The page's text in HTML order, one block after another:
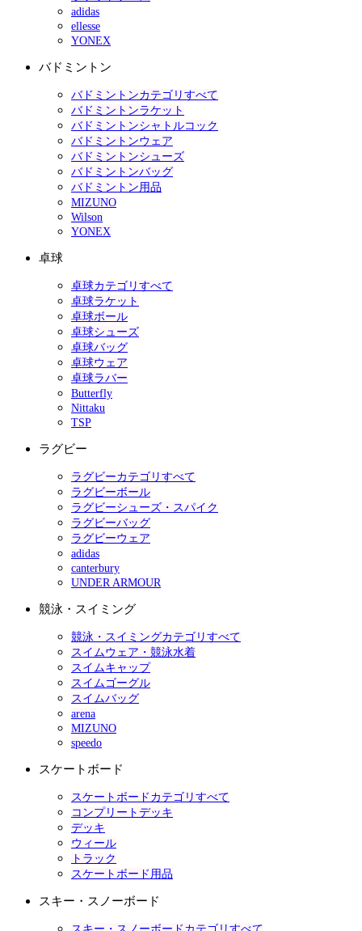
adidas
ellesse
YONEX
バドミントン
バドミントンカテゴリすべて
バドミントンラケット
バドミントンシャトルコック
バドミントンウェア
バドミントンシューズ
バドミントンバッグ
バドミントン用品
MIZUNO
Wilson
YONEX
卓球
卓球カテゴリすべて
卓球ラケット
卓球ボール
卓球シューズ
卓球バッグ
卓球ウェア
卓球ラバー
Butterfly
Nittaku
TSP
ラグビー
ラグビーカテゴリすべて
ラグビーボール
ラグビーシューズ・スパイク
ラグビーバッグ
ラグビーウェア
adidas
canterbury
UNDER ARMOUR
競泳・スイミング
競泳・スイミングカテゴリすべて
スイムウェア・競泳水着
スイムキャップ
スイムゴーグル
スイムバッグ
arena
MIZUNO
speedo
スケートボード
スケートボードカテゴリすべて
コンプリートデッキ
デッキ
ウィール
トラック
スケートボード用品
スキー・スノーボード